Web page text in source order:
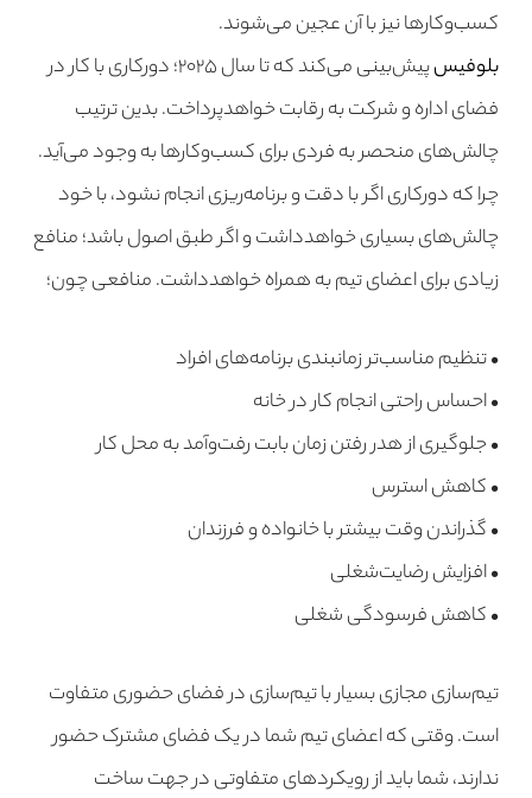
کسب‌وکارها نیز با آن عجین می‌شوند.
بلوفیس
پیش‌بینی می‌کند که تا سال ۲۰۲۵؛ دورکاری با کار در
فضای اداره و شرکت به رقابت خواهدپرداخت. بدین ترتیب
چالش‌های منحصر به فردی برای کسب‌وکارها به وجود می‌آید.
چرا که دورکاری اگر با دقت و برنامه‌ریزی انجام نشود، با خود
چالش‌های بسیاری خواهدداشت و اگر طبق اصول باشد؛ منافع
زیادی برای اعضای تیم به همراه خواهدداشت. منافعی چون؛
• تنظیم مناسب‌تر زمانبندی برنامه‌های افراد
• احساس راحتی انجام کار در خانه
• جلوگیری از هدر رفتن زمان بابت رفت‌وآمد به محل کار
• کاهش استرس
• گذراندن وقت بیشتر با خانواده و فرزندان
• افزایش رضایت‌شغلی
• کاهش فرسودگی شغلی
تیم‌سازی مجازی بسیار با تیم‌سازی در فضای حضوری متفاوت
است. وقتی که اعضای تیم شما در یک فضای مشترک حضور
ندارند، شما باید از رویکردهای متفاوتی در جهت ساخت